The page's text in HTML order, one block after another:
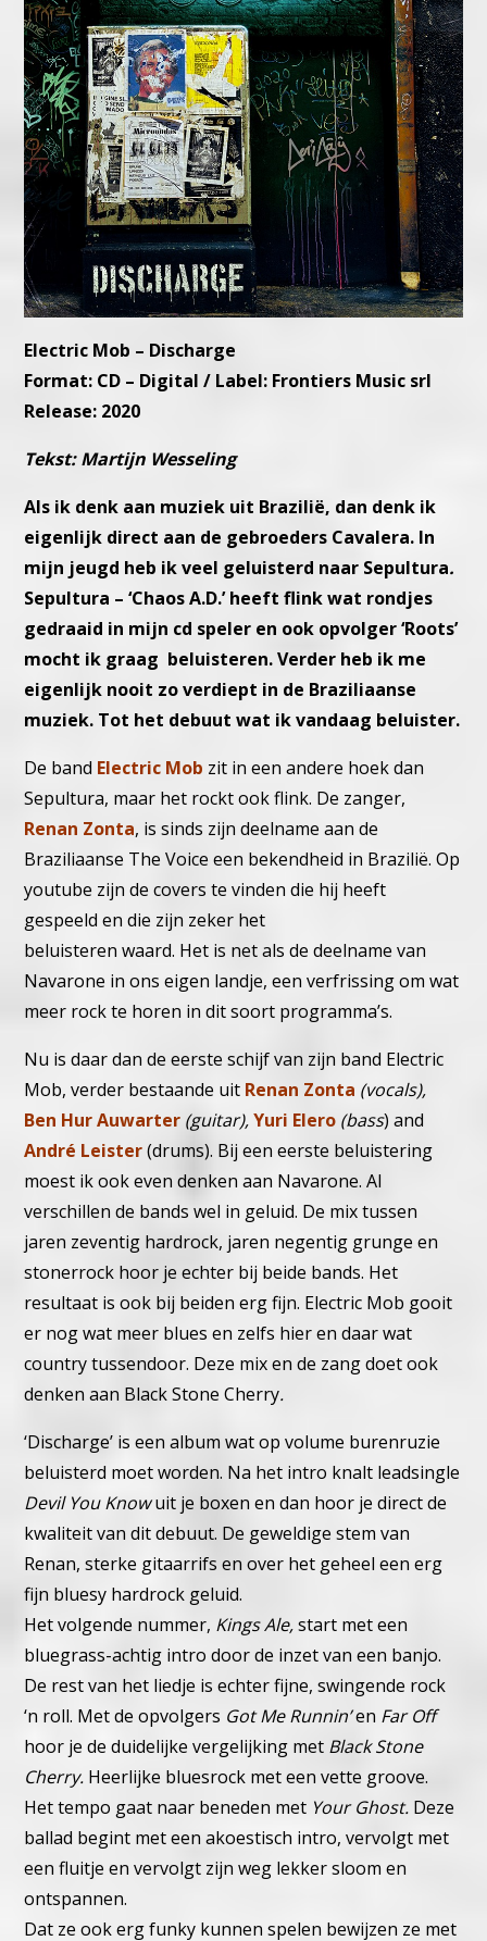
Electric Mob – Discharge
Format: CD – Digital / Label: Frontiers Music srl
Release: 2020
Tekst: Martijn Wesseling
Als ik denk aan muziek uit Brazilië, dan denk ik
eigenlijk direct aan de gebroeders Cavalera. In
mijn jeugd heb ik veel geluisterd naar Sepultura.
Sepultura – ‘Chaos A.D.’ heeft flink wat rondjes
gedraaid in mijn cd speler en ook opvolger ‘Roots’
mocht ik graag beluisteren. Verder heb ik me
eigenlijk nooit zo verdiept in de Braziliaanse
muziek. Tot het debuut wat ik vandaag beluister.
De band Electric Mob zit in een andere hoek dan
Sepultura, maar het rockt ook flink. De zanger,
Renan Zonta, is sinds zijn deelname aan de
Braziliaanse The Voice een bekendheid in Brazilië. Op
youtube zijn de covers te vinden die hij heeft
gespeeld en die zijn zeker het
beluisteren waard. Het is net als de deelname van
Navarone in ons eigen landje, een verfrissing om wat
meer rock te horen in dit soort programma’s.
Nu is daar dan de eerste schijf van zijn band Electric
Mob, verder bestaande uit Renan Zonta (vocals),
Ben Hur Auwarter (guitar),Yuri Elero (bass) and
André Leister(drums). Bij een eerste beluistering
moest ik ook even denken aan Navarone. Al
verschillen de bands wel in geluid. De mix tussen
jaren zeventig hardrock, jaren negentig grunge en
stonerrock hoor je echter bij beide bands. Het
resultaat is ook bij beiden erg fijn. Electric Mob gooit
er nog wat meer blues en zelfs hier en daar wat
country tussendoor. Deze mix en de zang doet ook
denken aan Black Stone Cherry.
‘Discharge’ is een album wat op volume burenruzie
beluisterd moet worden. Na het intro knalt leadsingle
Devil You Knowuit je boxen en dan hoor je direct de
kwaliteit van dit debuut. De geweldige stem van
Renan, sterke gitaarrifs en over het geheel een erg
fijn bluesy hardrock geluid.
Het volgende nummer, Kings Ale,start met een
bluegrass-achtig intro door de inzet van een banjo.
De rest van het liedje is echter fijne, swingende rock
‘n roll. Met de opvolgers Got Me Runnin’en Far Off
hoor je de duidelijke vergelijking met Black Stone
Cherry. Heerlijke bluesrock met een vette groove.
Het tempo gaat naar beneden met Your Ghost. Deze
ballad begint met een akoestisch intro, vervolgt met
een fluitje en vervolgt zijn weg lekker sloom en
ontspannen.
Dat ze ook erg funky kunnen spelen bewijzen ze met